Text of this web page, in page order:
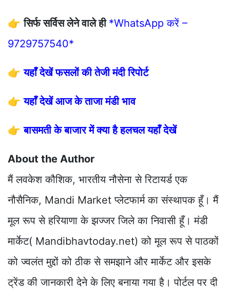
👉सिर्फ सर्विस लेने वाले ही *WhatsApp करें –
9729757540*
👉यहाँ देखें फसलों की तेजी मंदी रिपोर्ट
👉यहाँ देखें आज के ताजा मंडी भाव
👉बासमती के बाजार में क्या है हलचल यहाँ देखें
About the Author
मैं लवकेश कौशिक, भारतीय नौसेना से रिटायर्ड एक
नौसैनिक, Mandi Market प्लेटफार्म का संस्थापक हूँ। मैं
मूल रूप से हरियाणा के झज्जर जिले का निवासी हूँ। मंडी
मार्केट( Mandibhavtoday.net) को मूल रूप से पाठकों
को ज्वलंत मुद्दों को ठीक से समझाने और मार्केट और इसके
ट्रेंड की जानकारी देने के लिए बनाया गया है। पोर्टल पर दी